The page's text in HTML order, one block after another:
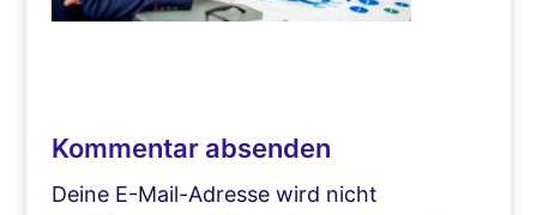
Kommentar absenden
Deine E-Mail-Adresse wird nicht